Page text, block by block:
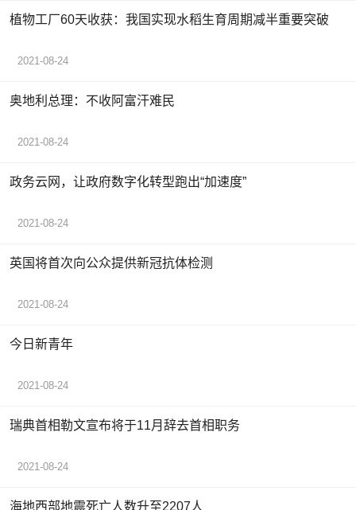
植物工厂60天收获：我国实现水稻生育周期减半重要突破
2021-08-24
奥地利总理：不收阿富汗难民
2021-08-24
政务云网，让政府数字化转型跑出“加速度”
2021-08-24
英国将首次向公众提供新冠抗体检测
2021-08-24
今日新青年
2021-08-24
瑞典首相勒文宣布将于11月辞去首相职务
2021-08-24
海地西部地震死亡人数升至2207人